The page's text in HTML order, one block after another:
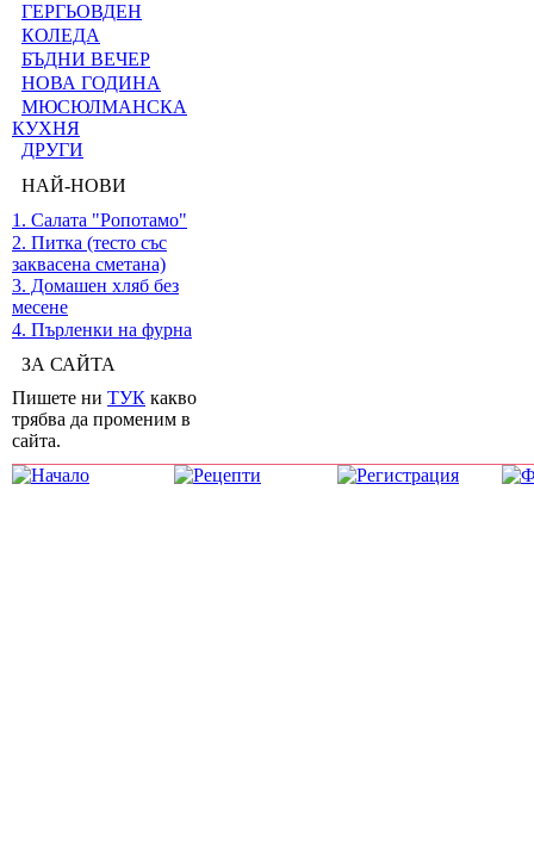
ГЕРГЬОВДЕН
КОЛЕДА
БЪДНИ ВЕЧЕР
НОВА ГОДИНА
МЮСЮЛМАНСКА
КУХНЯ
ДРУГИ
НАЙ-НОВИ
1. Салата "Ропотамо"
2. Питка (тесто със
заквасена сметана)
3. Домашен хляб без
месене
4. Пърленки на фурна
ЗА САЙТА
Пишете ни ТУК какво
трябва да променим в
сайта.